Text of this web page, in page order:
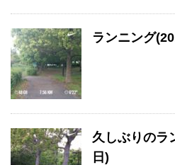
ランニング
久しぶりのラ
日)